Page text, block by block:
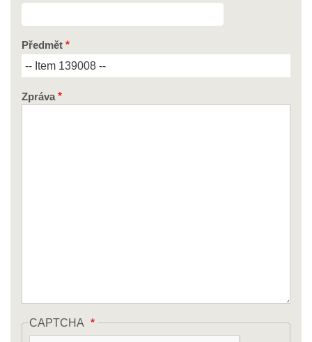
Předmět
Zpráva
CAPTCHA